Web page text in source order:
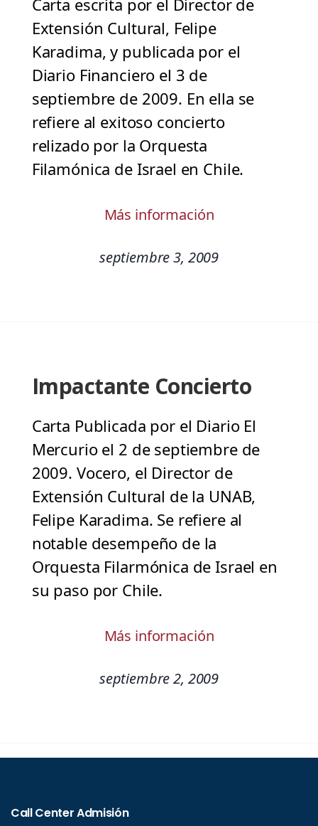
Carta escrita por el Director de
Extensión Cultural, Felipe
Karadima, y publicada por el
Diario Financiero el 3 de
septiembre de 2009. En ella se
refiere al exitoso concierto
relizado por la Orquesta
Filamónica de Israel en Chile.
Más información
septiembre 3, 2009
Impactante Concierto
Carta Publicada por el Diario El
Mercurio el 2 de septiembre de
2009. Vocero, el Director de
Extensión Cultural de la UNAB,
Felipe Karadima. Se refiere al
notable desempeño de la
Orquesta Filarmónica de Israel en
su paso por Chile.
Más información
septiembre 2, 2009